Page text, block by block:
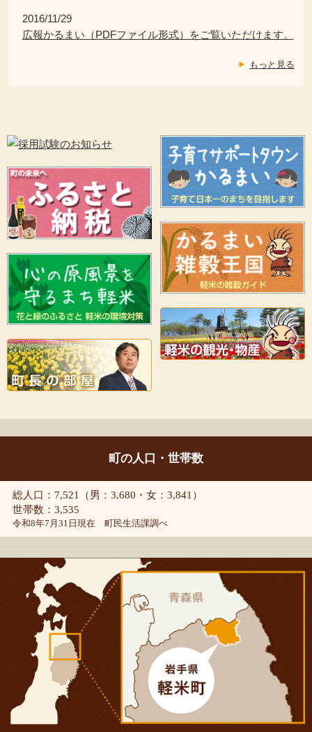
2016/11/29
広報かるまい（PDFファイル形式）をご覧いただけます。
もっと見る
町の人口・世帯数
総人口：7,521（男：3,680・女：3,841）
世帯数：3,535
令和8年7月31日現在 町民生活課調べ